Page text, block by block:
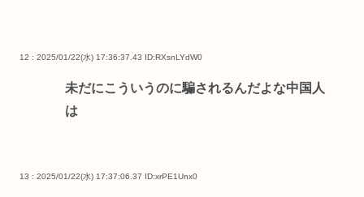
12 : 2025/01/22(水) 17:36:37.43 ID:RXsnLYdW0
未だにこういうのに騙されるんだよな中国人
は
13 : 2025/01/22(水) 17:37:06.37 ID:xrPE1Unx0